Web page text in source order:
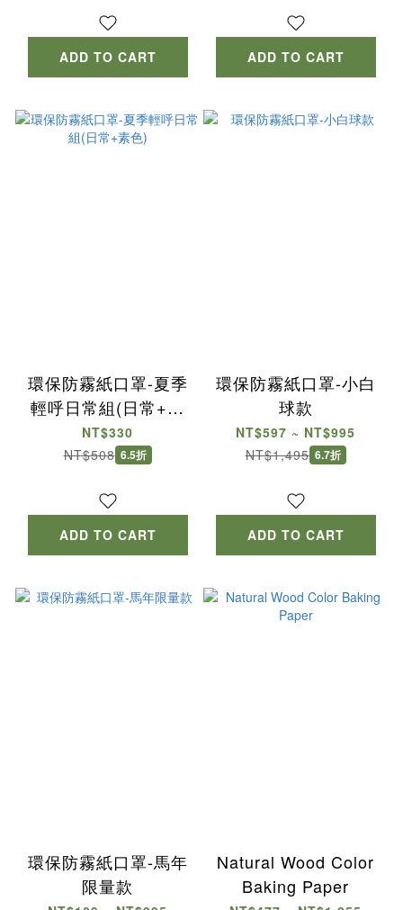
ADD TO CART ADD TO CART
環保防霧紙口罩-夏季
輕呼日常組(日常+素
色)
NT$330
NT$508 6.5折
ADD TO CART
環保防霧紙口罩-小白
球款
NT$597 ~ NT$995
NT$1,495 6.7折
ADD TO CART
環保防霧紙口罩-馬年
限量款
Natural Wood Color
Baking Paper